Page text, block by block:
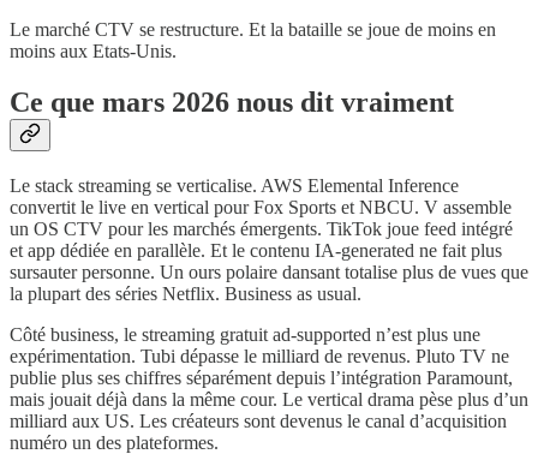
Le marché CTV se restructure. Et la bataille se joue de moins en
moins aux Etats-Unis.
Ce que mars 2026 nous dit vraiment
Le stack streaming se verticalise. AWS Elemental Inference
convertit le live en vertical pour Fox Sports et NBCU. V assemble
un OS CTV pour les marchés émergents. TikTok joue feed intégré
et app dédiée en parallèle. Et le contenu IA-generated ne fait plus
sursauter personne. Un ours polaire dansant totalise plus de vues que
la plupart des séries Netflix. Business as usual.
Côté business, le streaming gratuit ad-supported n’est plus une
expérimentation. Tubi dépasse le milliard de revenus. Pluto TV ne
publie plus ses chiffres séparément depuis l’intégration Paramount,
mais jouait déjà dans la même cour. Le vertical drama pèse plus d’un
milliard aux US. Les créateurs sont devenus le canal d’acquisition
numéro un des plateformes.